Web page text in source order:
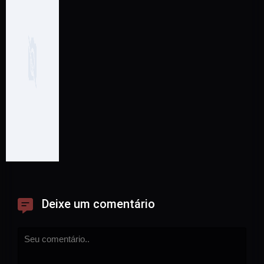
Deixe um comentário